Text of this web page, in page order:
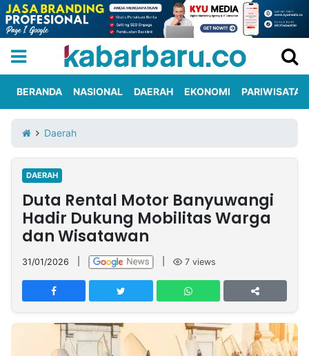
Iklan
Berita
Kami
Nasional
International
Olahraga
Entertainment
Daerah
Pariwisata
Kuliner
Kolom
Network
PT
TREETAN
INDONESIA
BERANDA NASIONAL DAERAH EKONOMI PARIWISATA
Daerah
DAERAH
Duta Rental Motor Banyuwangi
Hadir Dukung Mobilitas Warga
dan Wisatawan
31/01/2026 7 views